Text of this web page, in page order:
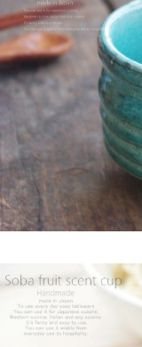
2025/2/5
らいすぼ～るの
ひご覧ください。チ
2025/2/5
≪テレビで紹介され
ビ『里見まさとのご
くふれあい散歩』で
荷神社店が紹介されま
≪おすすめ≫ちょこっ
り豆皿